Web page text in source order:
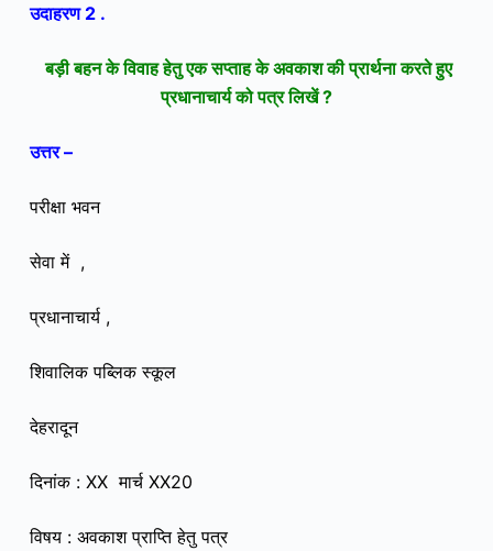
उदाहरण 2 .
बड़ी बहन के विवाह हेतु एक सप्ताह के अवकाश की प्रार्थना करते हुए
प्रधानाचार्य को पत्र लिखें ?
उत्तर –
परीक्षा भवन
सेवा में ,
प्रधानाचार्य ,
शिवालिक पब्लिक स्कूल
देहरादून
दिनांक : XX मार्च XX20
विषय : अवकाश प्राप्ति हेतु पत्र